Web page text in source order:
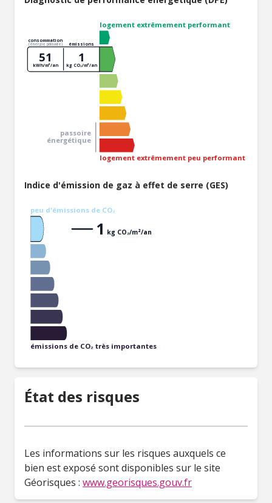
logement extrêmement performant
logement extrêmement peu performant
passoire
énergétique
consommation
(énergie primaire) émissions
51
kWh/m²/an
1
kg CO₂/m²/an
Indice d'émission de gaz à effet de serre (GES)
peu d'émissions de CO₂
émissions de CO₂ très importantes
1 kg CO₂/m²/an
État des risques
Les informations sur les risques auxquels ce
bien est exposé sont disponibles sur le site
Géorisques : www.georisques.gouv.fr